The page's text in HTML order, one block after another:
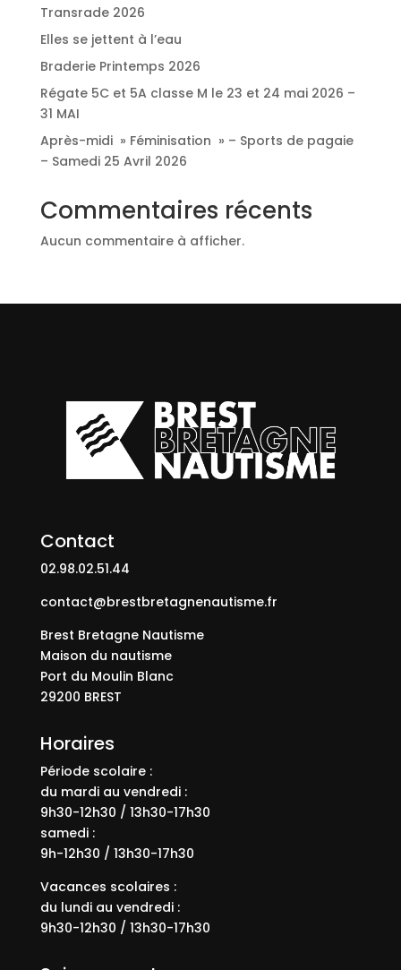
Transrade 2026
Elles se jettent à l’eau
Braderie Printemps 2026
Régate 5C et 5A classe M le 23 et 24 mai 2026 –
31 MAI
Après-midi » Féminisation » – Sports de pagaie
– Samedi 25 Avril 2026
Commentaires récents
Aucun commentaire à afficher.
Contact
02.98.02.51.44
contact@brestbretagnenautisme.fr
Brest Bretagne Nautisme
Maison du nautisme
Port du Moulin Blanc
29200 BREST
Horaires
Période scolaire :
du mardi au vendredi :
9h30-12h30 / 13h30-17h30
samedi :
9h-12h30 / 13h30-17h30
Vacances scolaires :
du lundi au vendredi :
9h30-12h30 / 13h30-17h30